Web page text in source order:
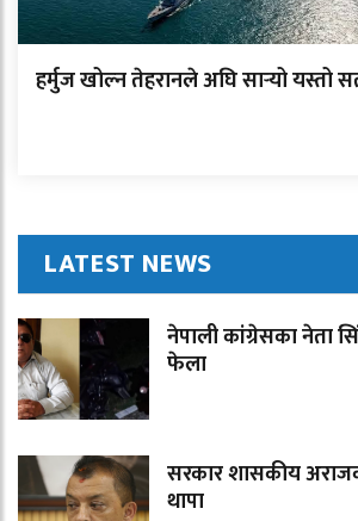
हर्मुज खोल्न तेहरानले अघि सार्‍यो यस्तो
LATEST NEWS
नेपाली कांग्रेसका नेता
फेला
सरकार शासकीय
थापा